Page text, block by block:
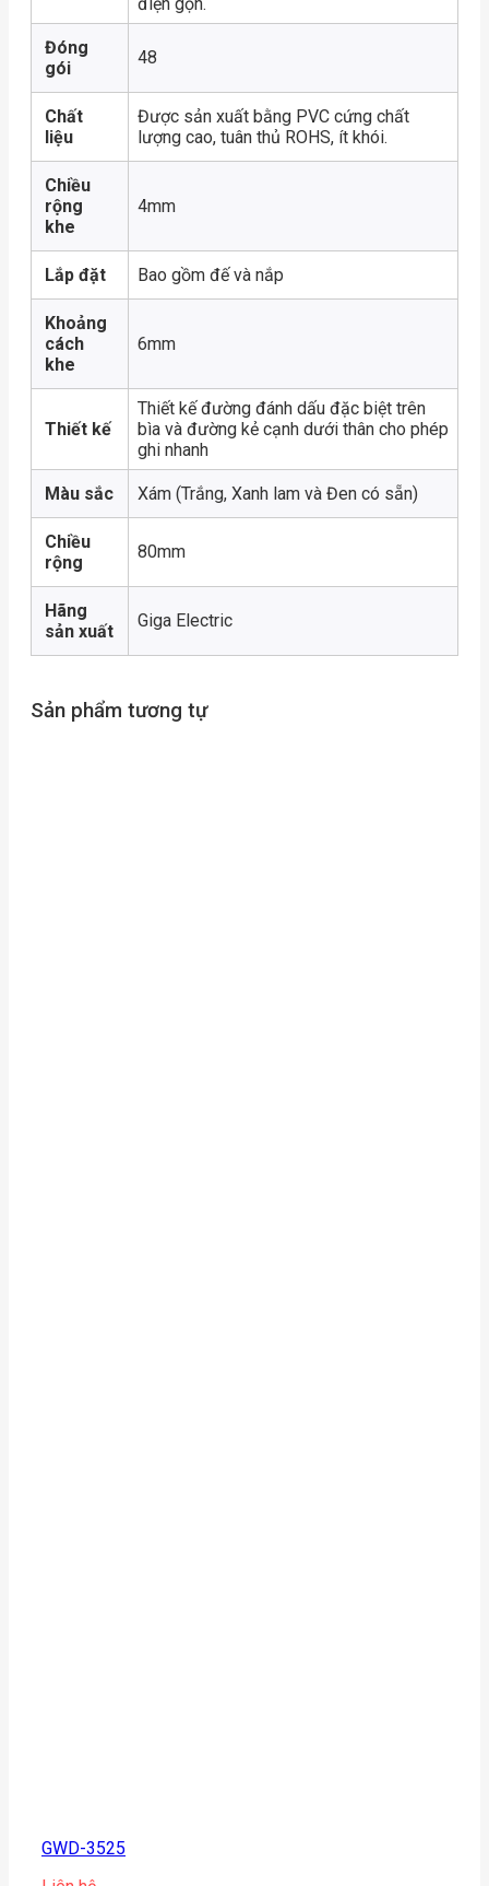
Đóng
gói
48
Chất
liệu
Được sản xuất bằng PVC cứng chất
lượng cao, tuân thủ ROHS, ít khói.
Chiều
rộng
khe
4mm
Lắp đặt Bao gồm đế và nắp
Khoảng
cách
khe
6mm
Thiết kế
Thiết kế đường đánh dấu đặc biệt trên
bìa và đường kẻ cạnh dưới thân cho phép
ghi nhanh
Màu sắc Xám (Trắng, Xanh lam và Đen có sẵn)
Chiều
rộng
80mm
Hãng
sản xuất
Giga Electric
Sản phẩm tương tự
GWD-3525